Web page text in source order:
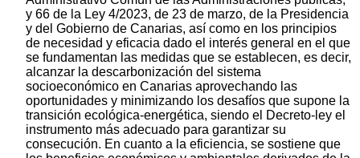
y 66 de la Ley 4/2023, de 23 de marzo, de la Presidencia
y del Gobierno de Canarias, así como en los principios
de necesidad y eficacia dado el interés general en el que
se fundamentan las medidas que se establecen, es decir,
alcanzar la descarbonización del sistema
socioeconómico en Canarias aprovechando las
oportunidades y minimizando los desafíos que supone la
transición ecológica-energética, siendo el Decreto-ley el
instrumento más adecuado para garantizar su
consecución. En cuanto a la eficiencia, se sostiene que